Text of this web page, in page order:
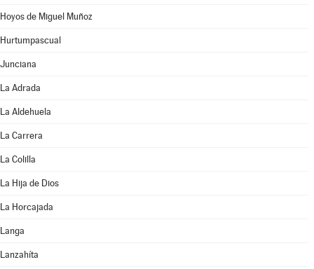
Hoyos de Miguel Muñoz
Hurtumpascual
Junciana
La Adrada
La Aldehuela
La Carrera
La Colilla
La Hija de Dios
La Horcajada
Langa
Lanzahíta